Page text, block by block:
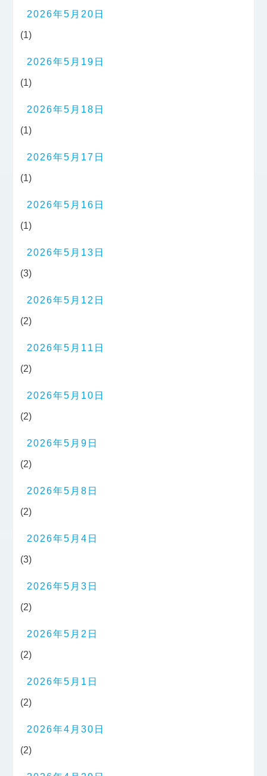
2026年5月20日
(1)
2026年5月19日
(1)
2026年5月18日
(1)
2026年5月17日
(1)
2026年5月16日
(1)
2026年5月13日
(3)
2026年5月12日
(2)
2026年5月11日
(2)
2026年5月10日
(2)
2026年5月9日
(2)
2026年5月8日
(2)
2026年5月4日
(3)
2026年5月3日
(2)
2026年5月2日
(2)
2026年5月1日
(2)
2026年4月30日
(2)